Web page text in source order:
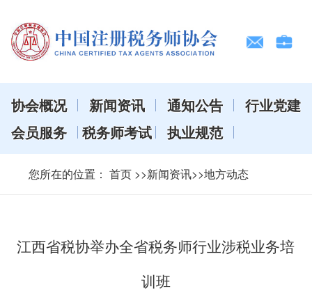
协会概况 新闻资讯 通知公告
行业党建
会员服务
税务师考试 执业规范
您所在的位置： 首页 >>新闻资讯>>地方动态
江西省税协举办全省税务师行业涉税业务培
训班